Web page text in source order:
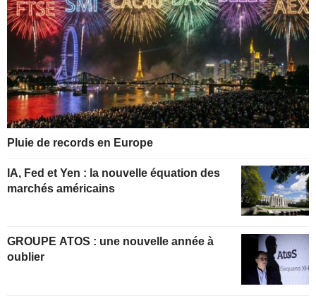
Pluie de records en Europe
IA, Fed et Yen : la nouvelle équation des
marchés américains
GROUPE ATOS : une nouvelle année à
oublier